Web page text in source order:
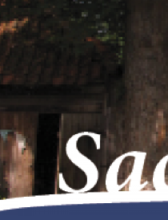
Zum
Inhalt
springen